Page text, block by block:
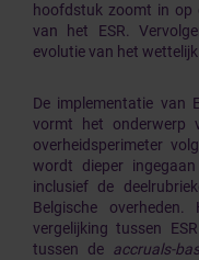
hoofdstuk zoomt in op
van het ESR.
evolutie van het wettelijk
De implementatie van
vormt het onderwerp
overheidsperimeter
wordt dieper
inclusief de
Belgische
vergelijking tussen
tussen de accruals-